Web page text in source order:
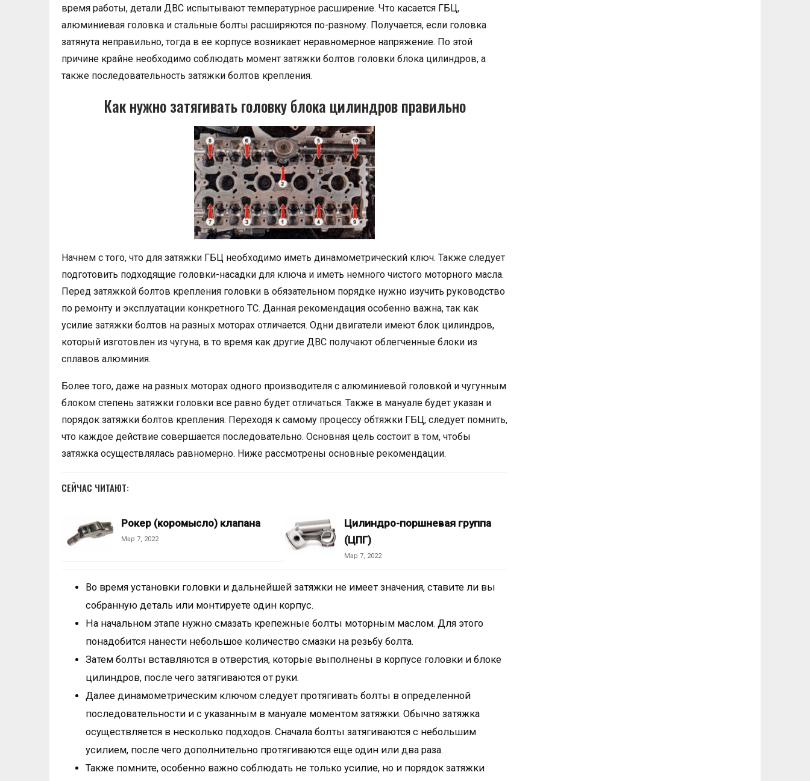
время работы, детали ДВС испытывают температурное расширение. Что касается ГБЦ,
алюминиевая головка и стальные болты расширяются по-разному. Получается, если головка
затянута неправильно, тогда в ее корпусе возникает неравномерное напряжение. По этой
причине крайне необходимо соблюдать момент затяжки болтов головки блока цилиндров, а
также последовательность затяжки болтов крепления.
Как нужно затягивать головку блока цилиндров правильно
Начнем с того, что для затяжки ГБЦ необходимо иметь динамометрический ключ. Также следует
подготовить подходящие головки-насадки для ключа и иметь немного чистого моторного масла.
Перед затяжкой болтов крепления головки в обязательном порядке нужно изучить руководство
по ремонту и эксплуатации конкретного ТС. Данная рекомендация особенно важна, так как
усилие затяжки болтов на разных моторах отличается. Одни двигатели имеют блок цилиндров,
который изготовлен из чугуна, в то время как другие ДВС получают облегченные блоки из
сплавов алюминия.
Более того, даже на разных моторах одного производителя с алюминиевой головкой и чугунным
блоком степень затяжки головки все равно будет отличаться. Также в мануале будет указан и
порядок затяжки болтов крепления. Переходя к самому процессу обтяжки ГБЦ, следует помнить,
что каждое действие совершается последовательно. Основная цель состоит в том, чтобы
затяжка осуществлялась равномерно. Ниже рассмотрены основные рекомендации.
СЕЙЧАС ЧИТАЮТ:
Рокер (коромысло) клапана
Мар 7, 2022
Цилиндро-поршневая группа
(ЦПГ)
Мар 7, 2022
Во время установки головки и дальнейшей затяжки не имеет значения, ставите ли вы
собранную деталь или монтируете один корпус.
На начальном этапе нужно смазать крепежные болты моторным маслом. Для этого
понадобится нанести небольшое количество смазки на резьбу болта.
Затем болты вставляются в отверстия, которые выполнены в корпусе головки и блоке
цилиндров, после чего затягиваются от руки.
Далее динамометрическим ключом следует протягивать болты в определенной
последовательности и с указанным в мануале моментом затяжки. Обычно затяжка
осуществляется в несколько подходов. Сначала болты затягиваются с небольшим
усилием, после чего дополнительно протягиваются еще один или два раза.
Также помните, особенно важно соблюдать не только усилие, но и порядок затяжки